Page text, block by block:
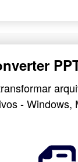
- Windows,